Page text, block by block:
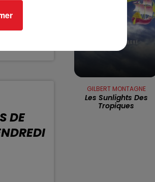
DE
GILBERT MONTAGNE
Les Sunlights Des
Tropiques